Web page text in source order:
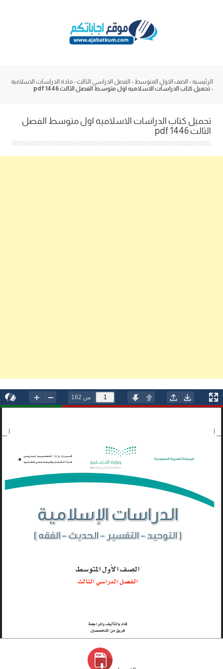
الرئيسية - الصف الاول المتوسط - الفصل الدراسي الثالث -مادة الدراسات الاسلامية
- تحميل كتاب الدراسات الاسلاميه اول متوسط الفصل الثالث 1446 pdf
تحميل كتاب الدراسات الاسلاميه اول متوسط الفصل
الثالث 1446 pdf